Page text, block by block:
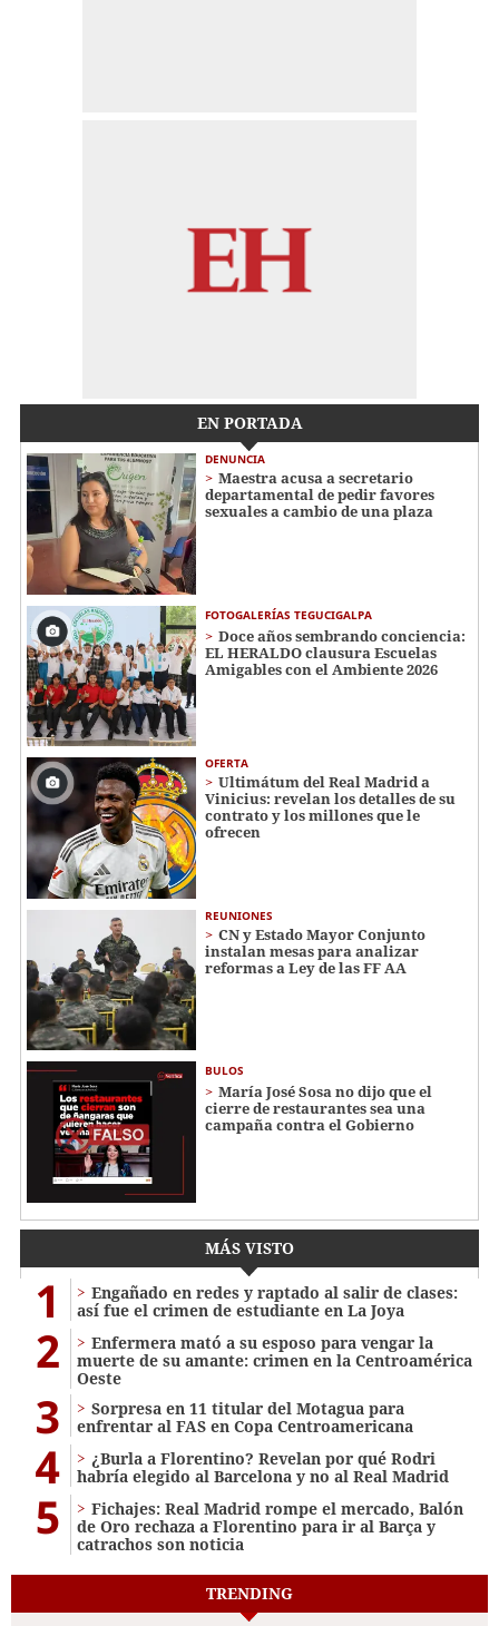
EN PORTADA
DENUNCIA
Maestra acusa a secretario
departamental de pedir favores
sexuales a cambio de una plaza
FOTOGALERÍAS TEGUCIGALPA
Doce años sembrando conciencia:
EL HERALDO clausura Escuelas
Amigables con el Ambiente 2026
OFERTA
Ultimátum del Real Madrid a
Vinicius: revelan los detalles de su
contrato y los millones que le
ofrecen
REUNIONES
CN y Estado Mayor Conjunto
instalan mesas para analizar
reformas a Ley de las FF AA
BULOS
María José Sosa no dijo que el
cierre de restaurantes sea una
campaña contra el Gobierno
MÁS VISTO
1
Engañado en redes y raptado al salir de clases:
así fue el crimen de estudiante en La Joya
2
Enfermera mató a su esposo para vengar la
muerte de su amante: crimen en la Centroamérica
Oeste
3
Sorpresa en 11 titular del Motagua para
enfrentar al FAS en Copa Centroamericana
4
¿Burla a Florentino? Revelan por qué Rodri
habría elegido al Barcelona y no al Real Madrid
5
Fichajes: Real Madrid rompe el mercado, Balón
de Oro rechaza a Florentino para ir al Barça y
catrachos son noticia
TRENDING